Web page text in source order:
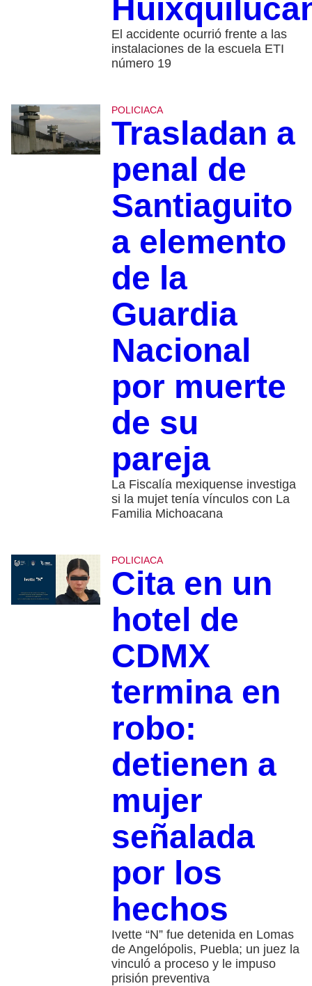
El accidente ocurrió frente a las
instalaciones de la escuela ETI
número 19
POLICIACA
Trasladan a
penal de
Santiaguito
a elemento
de la
Guardia
Nacional
por muerte
de su
pareja
La Fiscalía mexiquense investiga
si la mujet tenía vínculos con La
Familia Michoacana
POLICIACA
Cita en un
hotel de
CDMX
termina en
robo:
detienen a
mujer
señalada
por los
hechos
Ivette “N” fue detenida en Lomas
de Angelópolis, Puebla; un juez la
vinculó a proceso y le impuso
prisión preventiva